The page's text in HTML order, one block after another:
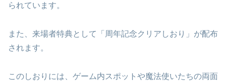
られています。
また、来場者特典として「周年記念クリアしおり」が配布
されます。
このしおりには、ゲーム内スポットや魔法使いたちの両面